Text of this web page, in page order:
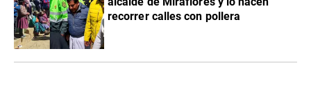
recorrer calles con pollera